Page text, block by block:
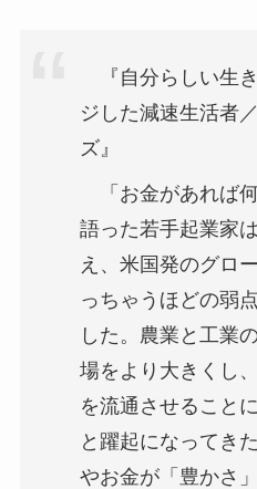
『自分らしい生
ジした減速生活者
ズ』
「お金があれば
語った若手起業家
え、米国発のグロ
っちゃうほどの弱
した。農業と工業
場をより大きくし
を流通させること
と躍起になってき
やお金が「豊かさ